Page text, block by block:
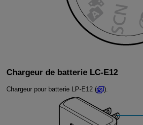
Chargeur de batterie LC-E12
Chargeur pour batterie LP-E12( ).